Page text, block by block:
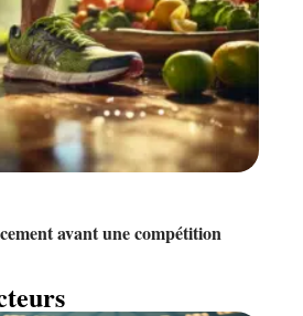
avant une compétition